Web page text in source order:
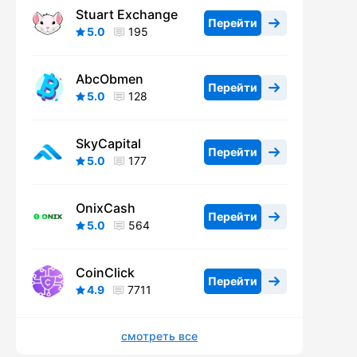
Stuart Exchange
5.0 195
Перейти
AbcObmen
5.0 128
Перейти
SkyCapital
5.0 177
Перейти
OnixCash
5.0 564
Перейти
CoinClick
4.9 7711
Перейти
смотреть все